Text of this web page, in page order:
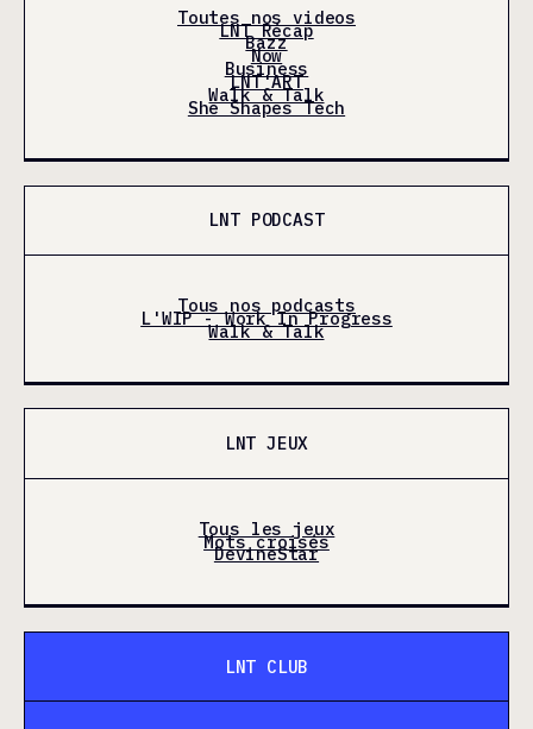
Toutes nos videos
LNT Récap
Bazz
Now
Business
LNT'ART
Walk & Talk
She Shapes Tech
LNT PODCAST
Tous nos podcasts
L'WIP - Work In Progress
Walk & Talk
LNT JEUX
Tous les jeux
Mots croisés
DevineStar
LNT CLUB